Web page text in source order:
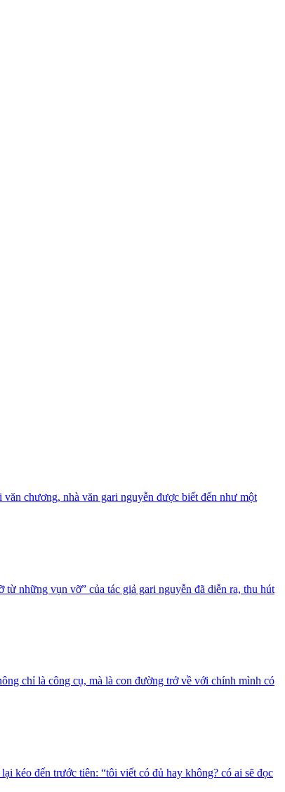
chương, nhà văn gari nguyễn được biết đến như một
từ những vụn vỡ” của tác giả gari nguyễn đã diễn ra, thu hút
chỉ là công cụ, mà là con đường trở về với chính mình có
kéo đến trước tiên: “tôi viết có đủ hay không? có ai sẽ đọc